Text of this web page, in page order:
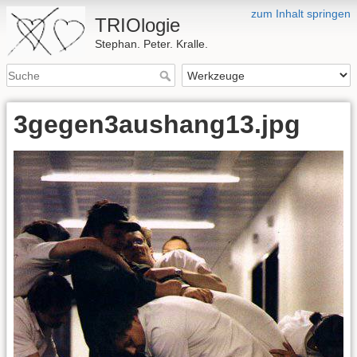
zum Inhalt springen
TRIOlogie
Stephan. Peter. Kralle.
3gegen3aushang13.jpg